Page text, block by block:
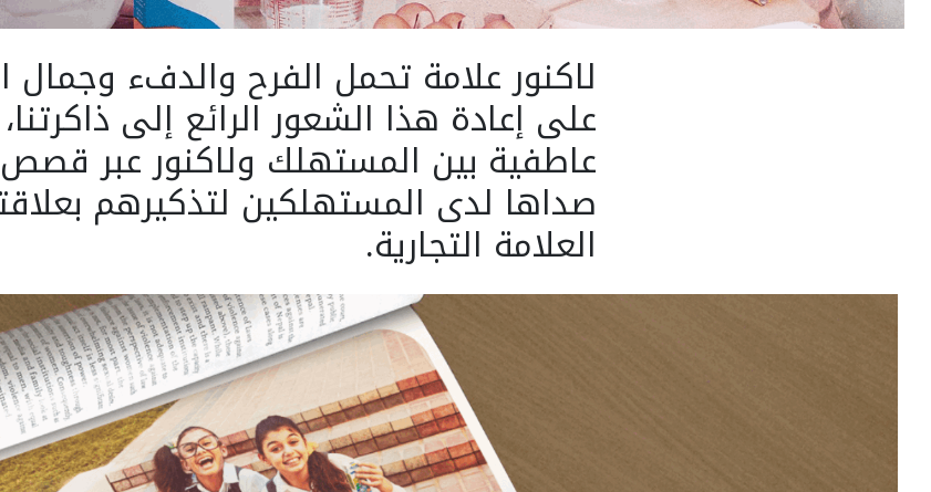
لاكنور علامة تحمل الفرح والدفء وجمال
على إعادة هذا الشعور الرائع إلى
عاطفية بين المستهلك ولاكنور عبر
صداها لدى المستهلكين لتذكيرهم
العلامة التجارية.